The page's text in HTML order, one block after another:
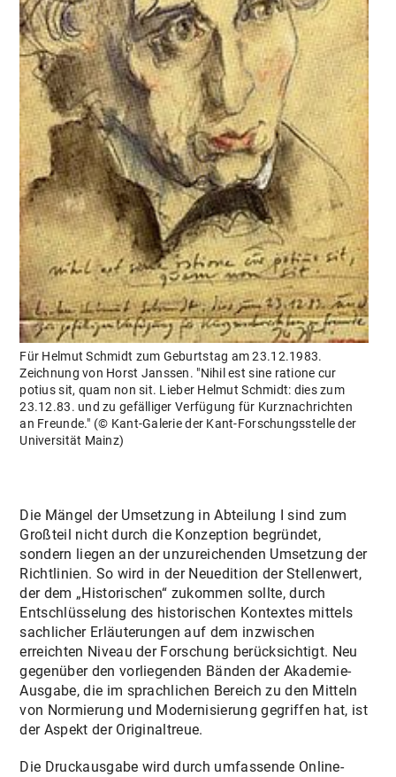
Für Helmut Schmidt zum Geburtstag am 23.12.1983.
Zeichnung von Horst Janssen. "Nihil est sine ratione cur
potius sit, quam non sit. Lieber Helmut Schmidt: dies zum
23.12.83. und zu gefälliger Verfügung für Kurznachrichten
an Freunde." (© Kant-Galerie der Kant-Forschungsstelle der
Universität Mainz)
Die Mängel der Umsetzung in Abteilung I sind zum
Großteil nicht durch die Konzeption begründet,
sondern liegen an der unzureichenden Umsetzung der
Richtlinien. So wird in der Neuedition der Stellenwert,
der dem „Historischen“ zukommen sollte, durch
Entschlüsselung des historischen Kontextes mittels
sachlicher Erläuterungen auf dem inzwischen
erreichten Niveau der Forschung berücksichtigt. Neu
gegenüber den vorliegenden Bänden der Akademie-
Ausgabe, die im sprachlichen Bereich zu den Mitteln
von Normierung und Modernisierung gegriffen hat, ist
der Aspekt der Originaltreue.
Die Druckausgabe wird durch umfassende Online-